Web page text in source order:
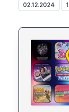
02.12.2024